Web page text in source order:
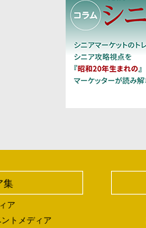
集
ア
トメディア